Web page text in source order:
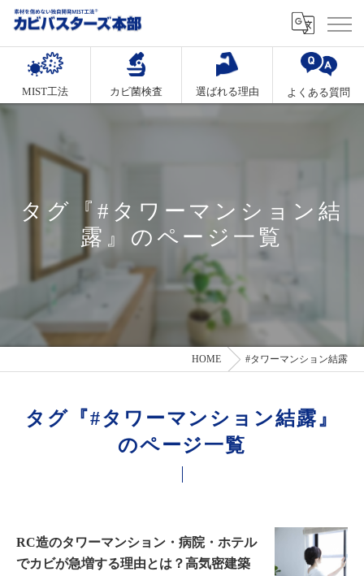
MIST工法 カビ菌検査 選ばれる理由 よくある質問
タグ『#タワーマンション結
露』のページ一覧
HOME #タワーマンション結露
タグ『#タワーマンション結露』
のページ一覧
RC造のタワーマンション・病院・ホテル
でカビが急増する理由とは？高気密建築